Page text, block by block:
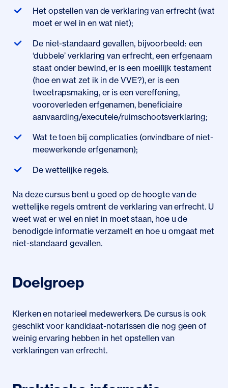
Het opstellen van de verklaring van erfrecht (wat
moet er wel in en wat niet);
De niet-standaard gevallen, bijvoorbeeld: een
‘dubbele’ verklaring van erfrecht, een erfgenaam
staat onder bewind, er is een moeilijk testament
(hoe en wat zet ik in de VVE?), er is een
tweetrapsmaking, er is een vereffening,
vooroverleden erfgenamen, beneficiaire
aanvaarding/executele/ruimschootsverklaring;
Wat te toen bij complicaties (onvindbare of niet-
meewerkende erfgenamen);
De wettelijke regels.
Na deze cursus bent u goed op de hoogte van de
wettelijke regels omtrent de verklaring van erfrecht. U
weet wat er wel en niet in moet staan, hoe u de
benodigde informatie verzamelt en hoe u omgaat met
niet-standaard gevallen.
Doelgroep
Klerken en notarieel medewerkers. De cursus is ook
geschikt voor kandidaat-notarissen die nog geen of
weinig ervaring hebben in het opstellen van
verklaringen van erfrecht.